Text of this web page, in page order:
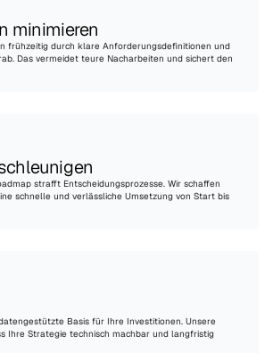
minimieren
frühzeitig durch klare Anforderungsdefinitionen und
Das vermeidet teure Nacharbeiten und sichert den
strafft Entscheidungsprozesse. Wir schaffen
schnelle und verlässliche Umsetzung von Start bis
Basis für Ihre Investitionen. Unsere
Ihre Strategie technisch machbar und langfristig